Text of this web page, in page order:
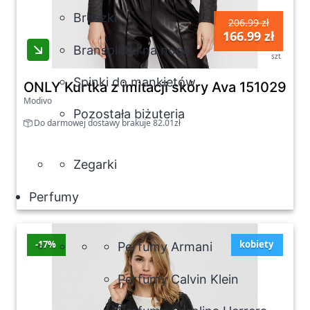
Broszki
Bransoletki na nogę
Spinki do mankietów
Pozostała biżuteria
Zegarki
Perfumy
Perfumy Armani
Perfumy Calvin Klein
206.99 zł
166.99 zł
szt
ONLY Kurtka z imitacji skóry Ava 15102997
Modivo
Do darmowej dostawy brakuje 82.01zł
kobiety
-17%